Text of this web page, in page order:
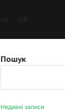
Пошук
Недавні записи